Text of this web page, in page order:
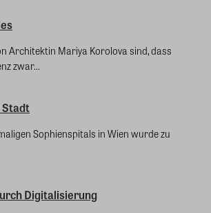
Architektin Mariya Korolova sind, dass
zwar...
Stadt
Sophienspitals in Wien wurde zu
Digitalisierung